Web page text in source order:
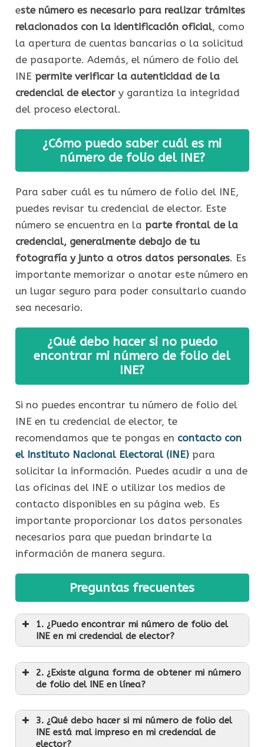
este número es necesario para realizar trámites
relacionados con la identificación oficial, como
la apertura de cuentas bancarias o la solicitud
de pasaporte. Además, el número de folio del
INE permite verificar la autenticidad de la
credencial de electory garantiza la integridad
del proceso electoral.
¿Cómo puedo saber cuál es mi
número de folio del INE?
Para saber cuál es tu número de folio del INE,
puedes revisar tu credencial de elector. Este
número se encuentra en la parte frontal de la
credencial, generalmente debajo de tu
fotografía y junto a otros datos personales. Es
importante memorizar o anotar este número en
un lugar seguro para poder consultarlo cuando
sea necesario.
¿Qué debo hacer si no puedo
encontrar mi número de folio del
INE?
Si no puedes encontrar tu número de folio del
INE en tu credencial de elector, te
recomendamos que te pongas en contacto con
el Instituto Nacional Electoral (INE)para
solicitar la información. Puedes acudir a una de
las oficinas del INE o utilizar los medios de
contacto disponibles en su página web. Es
importante proporcionar los datos personales
necesarios para que puedan brindarte la
información de manera segura.
Preguntas frecuentes
1. ¿Puedo encontrar mi número de folio del
INE en mi credencial de elector?
2. ¿Existe alguna forma de obtener mi número
de folio del INE en línea?
3. ¿Qué debo hacer si mi número de folio del
INE está mal impreso en mi credencial de
elector?